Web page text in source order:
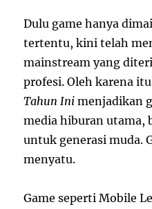
Dulu game hanya
tertentu, kini telah
mainstream yang
profesi. Oleh karena
Tahun Ini menjadikan
media hiburan utama,
untuk generasi muda.
menyatu.
Game seperti Mobile